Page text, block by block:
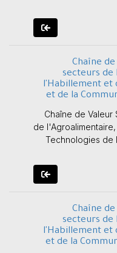
Chaîne
secteurs de
l'Habillement et
et de la
Chaîne de Valeur
de
Technologies de
Chaîne
secteurs de
l'Habillement et
et de la